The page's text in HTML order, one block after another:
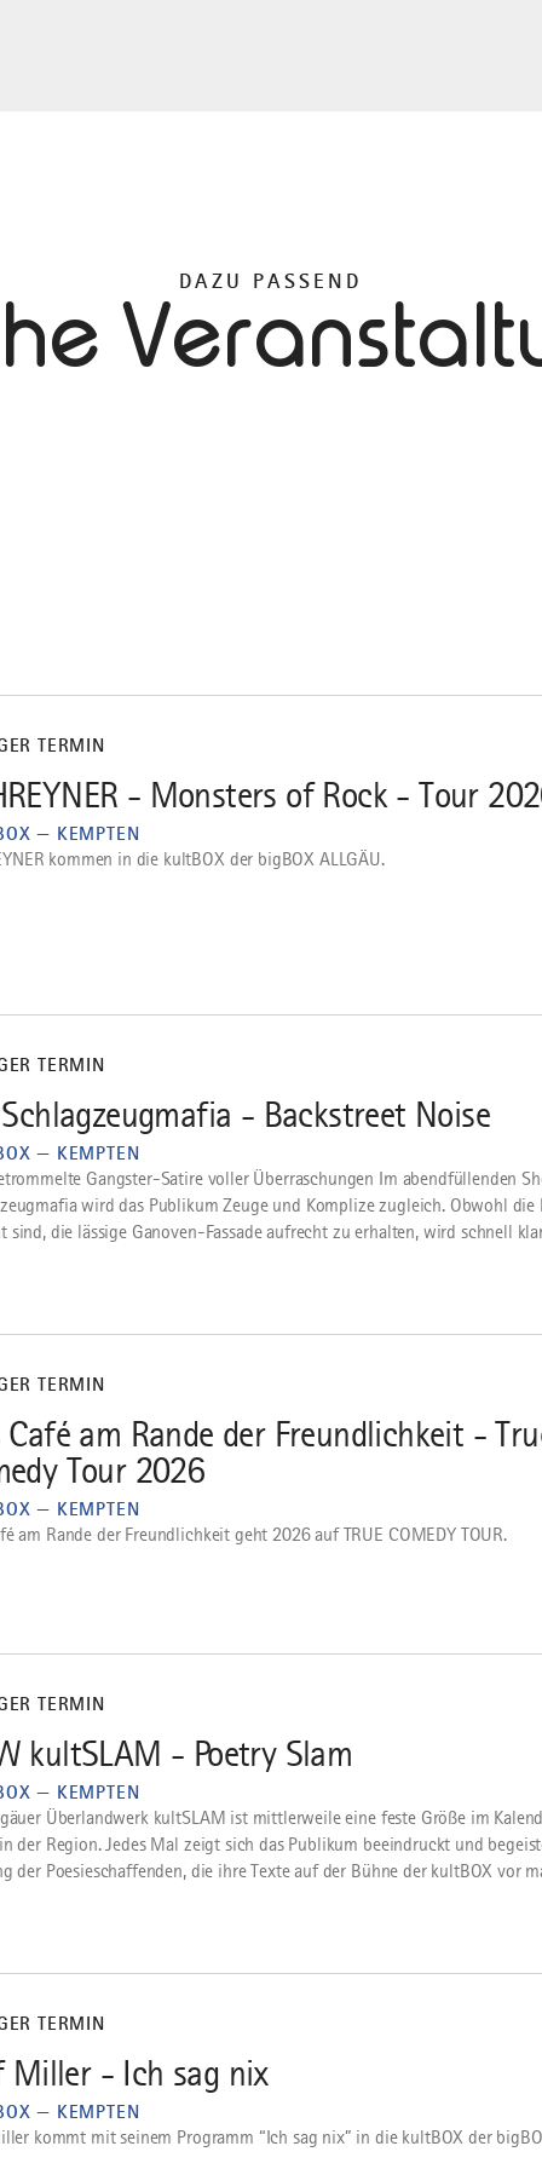
DAZU PASSEND
TERMIN
- Monsters of Rock - Tour
— KEMPTEN
kommen in die kultBOX der bigBOX ALLGÄU.
TERMIN
- Backstreet Noise
— KEMPTEN
Gangster-Satire voller Überraschungen Im abendfüllenden
wird das Publikum Zeuge und Komplize zugleich. Obwohl die
sind, die lässige Ganoven-Fassade aufrecht zu erhalten, wird schnell
TERMIN
Café am Rande der Freundlichkeit -
Tour 2026
— KEMPTEN
am Rande der Freundlichkeit geht 2026 auf TRUE COMEDY TOUR.
TERMIN
kultSLAM - Poetry Slam
— KEMPTEN
Überlandwerk kultSLAM ist mittlerweile eine feste Größe im
der Region. Jedes Mal zeigt sich das Publikum beeindruckt und
der Poesieschaffenden, die ihre Texte auf der Bühne der kultBOX vor
TERMIN
Miller - Ich sag nix
— KEMPTEN
kommt mit seinem Programm “Ich sag nix” in die kultBOX der